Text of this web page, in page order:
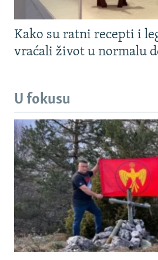
Kako su ratni recepti i
vraćali život u normalu
U fokusu